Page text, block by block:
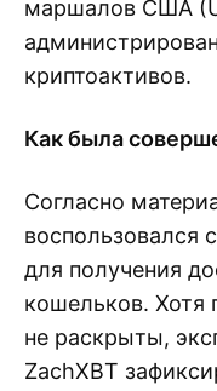
маршалов США
криптоактивов.
Как была
Согласно
воспользовался
для получения
кошельков.
не раскрыты,
ZachXBT